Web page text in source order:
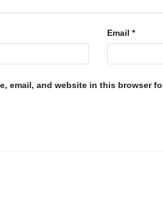
Email*
email, and website in this browser